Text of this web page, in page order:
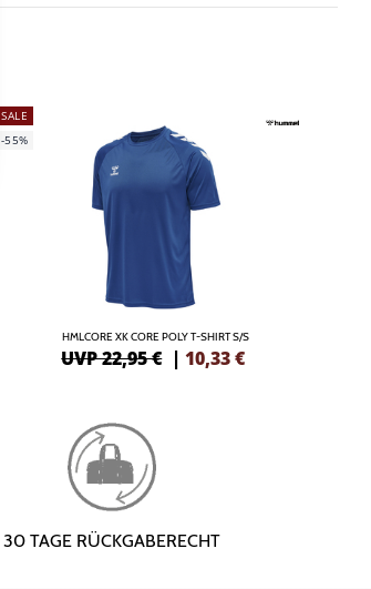
SALE
-55%
HMLCORE XK CORE POLY T-SHIRT S/S
UVP 22,95 € |10,33€
30 TAGE RÜCKGABERECHT